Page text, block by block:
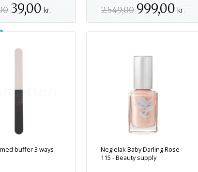
39,00 kr. 2.549,00 999,00 kr.
buffer 3 ways
Neglelak Baby Darling Rose
115 - Beauty supply